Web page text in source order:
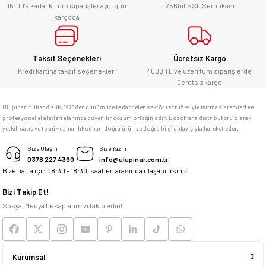
alabilirsiniz.
E... Ü... | 10/06/2026
Bosch marka alet alacaksam kesinlikle
adresim Ulupınar.com.tr
memnun kaldım
Deneyimini Paylaş
15:00’e kadar ki tüm siparişler aynı gün
kargoda
256bit SSL Sertifikası
Taksit Seçenekleri
Kredi kartına taksit seçenekleri
Ücretsiz Kargo
4000 TL ve üzeri tüm siparişlerde
ücretsiz kargo
Ulupınar Mühendislik, 1978'den günümüze kadar gelen sektör tecrübesiyle ısıtma sistemleri ve
profesyonel el aletleri alanında güvenilir çözüm ortağınızdır. Bosch ana distribütörü olarak
yetkili satış ve teknik uzmanlık sunar; doğru ürün ve doğru bilgi anlayışıyla hareket eder.
Bize Ulaşın
0378 227 4390
Bize Yazın
info@ulupinar.com.tr
Bize hafta içi : 08:30 - 18:30, saatleri arasında ulaşabilirsiniz.
Bizi Takip Et!
Sosyal Medya hesaplarımızı takip edin!
Kurumsal